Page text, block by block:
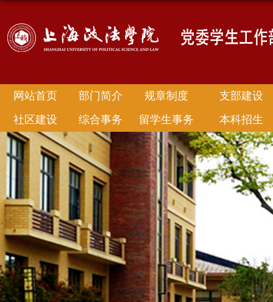
网站首页 部门简介 规章制度
支部建设
社区建设
综合事务 留学生事务 本科招生